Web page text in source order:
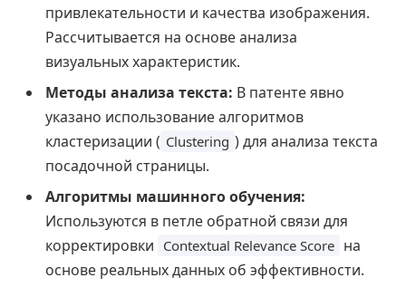
привлекательности и качества изображения.
Рассчитывается на основе анализа
визуальных характеристик.
Методы анализа текста: В патенте явно
указано использование алгоритмов
кластеризации ( Clustering ) для анализа текста
посадочной страницы.
Алгоритмы машинного обучения:
Используются в петле обратной связи для
корректировки Contextual Relevance Score на
основе реальных данных об эффективности.